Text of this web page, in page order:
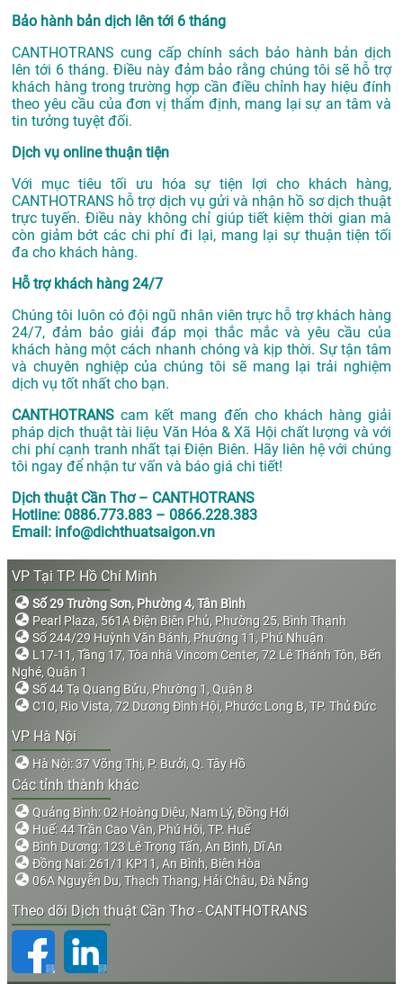
Bảo hành bản dịch lên tới 6 tháng
CANTHOTRANS cung cấp chính sách bảo hành bản dịch
lên tới 6 tháng. Điều này đảm bảo rằng chúng tôi sẽ hỗ trợ
khách hàng trong trường hợp cần điều chỉnh hay hiệu đính
theo yêu cầu của đơn vị thẩm định, mang lại sự an tâm và
tin tưởng tuyệt đối.
Dịch vụ online thuận tiện
Với mục tiêu tối ưu hóa sự tiện lợi cho khách hàng,
CANTHOTRANS hỗ trợ dịch vụ gửi và nhận hồ sơ dịch thuật
trực tuyến. Điều này không chỉ giúp tiết kiệm thời gian mà
còn giảm bớt các chi phí đi lại, mang lại sự thuận tiện tối
đa cho khách hàng.
Hỗ trợ khách hàng 24/7
Chúng tôi luôn có đội ngũ nhân viên trực hỗ trợ khách hàng
24/7, đảm bảo giải đáp mọi thắc mắc và yêu cầu của
khách hàng một cách nhanh chóng và kịp thời. Sự tận tâm
và chuyên nghiệp của chúng tôi sẽ mang lại trải nghiệm
dịch vụ tốt nhất cho bạn.
CANTHOTRANS cam kết mang đến cho khách hàng giải
pháp dịch thuật tài liệu Văn Hóa & Xã Hội chất lượng và với
chi phí cạnh tranh nhất tại Điện Biên. Hãy liên hệ với chúng
tôi ngay để nhận tư vấn và báo giá chi tiết!
Dịch thuật Cần Thơ – CANTHOTRANS
Hotline: 0886.773.883 – 0866.228.383
Email: info@dichthuatsaigon.vn
VP Tại TP. Hồ Chí Minh
Số 29 Trường Sơn, Phường 4, Tân Bình
Pearl Plaza, 561A Điện Biên Phủ, Phường 25, Bình Thạnh
Số 244/29 Huỳnh Văn Bánh, Phường 11, Phú Nhuận
L17-11, Tầng 17, Tòa nhà Vincom Center, 72 Lê Thánh Tôn, Bến
Nghé, Quận 1
Số 44 Tạ Quang Bửu, Phường 1, Quận 8
C10, Rio Vista, 72 Dương Đình Hội, Phước Long B, TP. Thủ Đức
VP Hà Nội
Hà Nội: 37 Võng Thị, P. Bưởi, Q. Tây Hồ
Các tỉnh thành khác
Quảng Bình: 02 Hoàng Diệu, Nam Lý, Đồng Hới
Huế: 44 Trần Cao Vân, Phú Hội, TP. Huế
Bình Dương: 123 Lê Trọng Tấn, An Bình, Dĩ An
Đồng Nai: 261/1 KP11, An Bình, Biên Hòa
06A Nguyễn Du, Thạch Thang, Hải Châu, Đà Nẵng
Theo dõi Dịch thuật Cần Thơ - CANTHOTRANS